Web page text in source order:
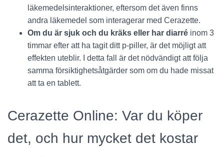
läkemedelsinteraktioner, eftersom det även finns
andra läkemedel som interagerar med Cerazette.
Om du är sjuk och du kräks eller har diarré inom 3
timmar efter att ha tagit ditt p-piller, är det möjligt att
effekten uteblir. I detta fall är det nödvändigt att följa
samma försiktighetsåtgärder som om du hade missat
att ta en tablett.
Cerazette Online: Var du köper
det, och hur mycket det kostar